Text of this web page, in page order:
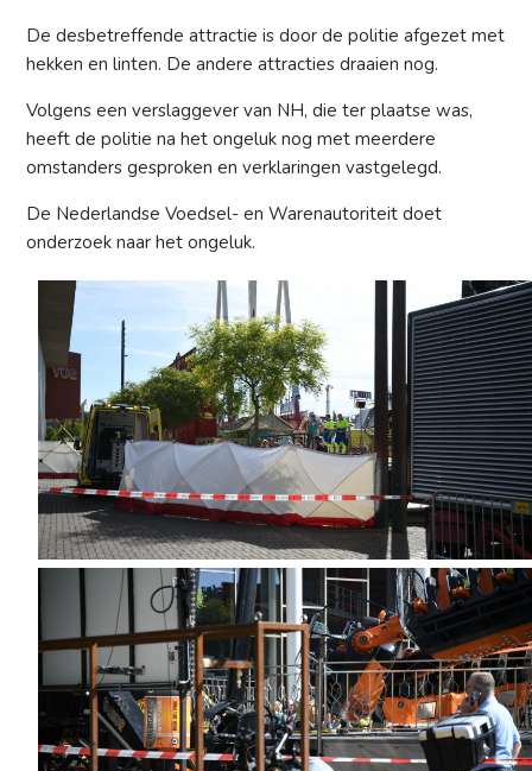
De desbetreffende attractie is door de politie afgezet met
hekken en linten. De andere attracties draaien nog.
Volgens een verslaggever van NH, die ter plaatse was,
heeft de politie na het ongeluk nog met meerdere
omstanders gesproken en verklaringen vastgelegd.
De Nederlandse Voedsel- en Warenautoriteit doet
onderzoek naar het ongeluk.